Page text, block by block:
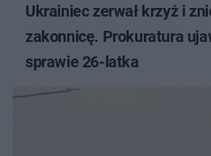
Ukrainiec zerwał krzyż i
zakonnicę. Prokuratura
sprawie 26-latka